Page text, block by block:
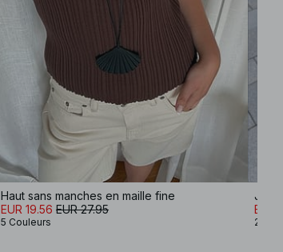
Haut sans manches en maille fine
EUR 19.56 EUR 27.95
5 Couleurs
EUR
2